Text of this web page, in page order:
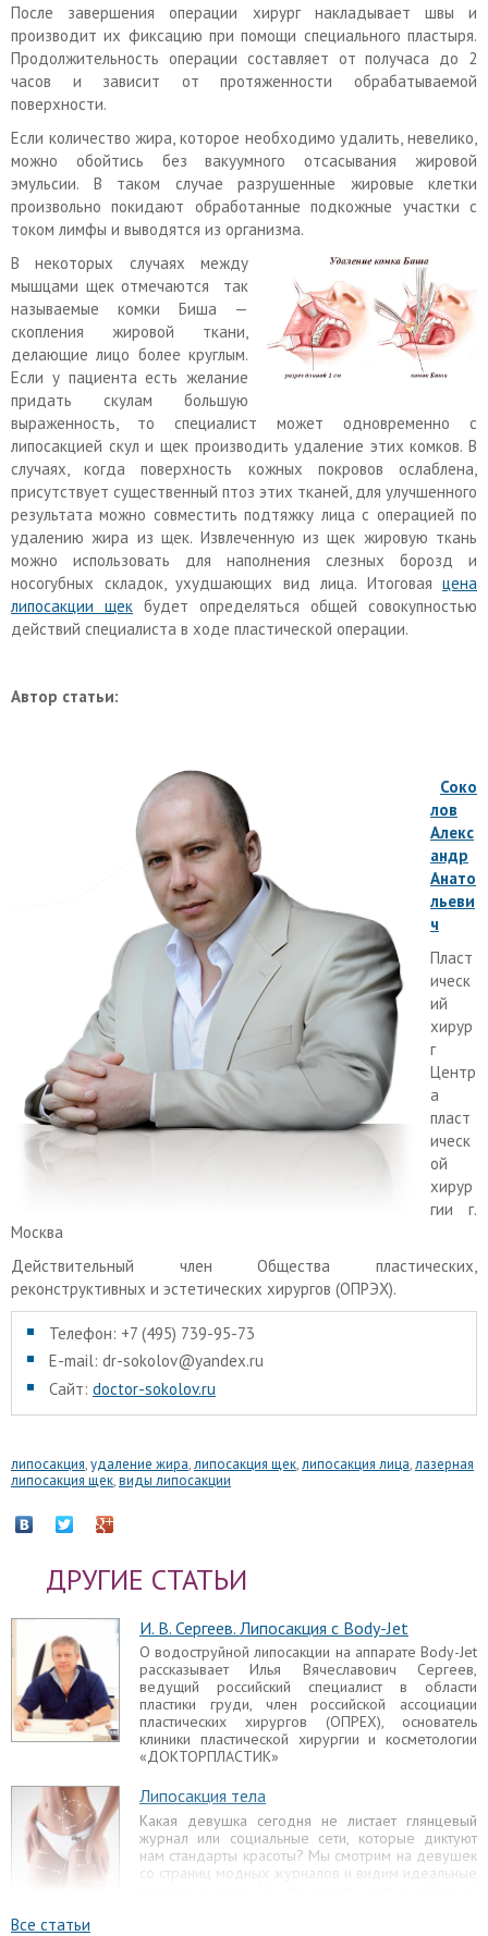
После завершения операции хирург накладывает швы и
производит их фиксацию при помощи специального пластыря.
Продолжительность операции составляет от получаса до 2
часов и зависит от протяженности обрабатываемой
поверхности.
Если количество жира, которое необходимо удалить, невелико,
можно обойтись без вакуумного отсасывания жировой
эмульсии. В таком случае разрушенные жировые клетки
произвольно покидают обработанные подкожные участки с
током лимфы и выводятся из организма.
В некоторых случаях между
мышцами щек отмечаются так
называемые комки Биша —
скопления жировой ткани,
делающие лицо более круглым.
Если у пациента есть желание
придать скулам большую
выраженность, то специалист может одновременно с
липосакцией скул и щек производить удаление этих комков. В
случаях, когда поверхность кожных покровов ослаблена,
присутствует существенный птоз этих тканей, для улучшенного
результата можно совместить подтяжку лица с операцией по
удалению жира из щек. Извлеченную из щек жировую ткань
можно использовать для наполнения слезных борозд и
носогубных складок, ухудшающих вид лица. Итоговая цена
липосакции щек будет определяться общей совокупностью
действий специалиста в ходе пластической операции.
Автор статьи:
Соко
лов
Алекс
андр
Анато
льеви
ч
Пласт
ическ
ий
хирур
г
Центр
а
пласт
ическ
ой
хирур
гии г.
Москва
Действительный член Общества пластических,
реконструктивных и эстетических хирургов (ОПРЭХ).
Телефон: +7 (495) 739-95-73
E-mail: dr-sokolov@yandex.ru
Сайт: doctor-sokolov.ru
липосакция,удаление жира,липосакция щек,липосакция лица,лазерная
липосакция щек,виды липосакции
ДРУГИЕ СТАТЬИ
И. В. Сергеев. Липосакция с Body-Jet
О водоструйной липосакции на аппарате Body-Jet
рассказывает Илья Вячеславович Сергеев,
ведущий российский специалист в области
пластики груди, член российской ассоциации
пластических хирургов (ОПРЕХ), основатель
клиники пластической хирургии и косметологии
«ДОКТОРПЛАСТИК»
Липосакция тела
Какая девушка сегодня не листает глянцевый
журнал или социальные сети, которые диктуют
нам стандарты красоты? Мы смотрим на девушек
со страниц модных журналов и видим идеальные
Все статьи